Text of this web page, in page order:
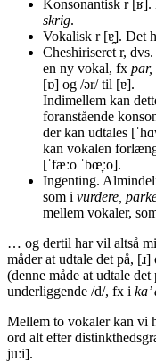
Konsonantisk r [ʁ].
skrig.
Vokalisk r [ɐ̯]. Det
Cheshiriseret r,
en ny vokal, fx par,
[ɒ] og /ər/ til [ɐ].
Indimellem kan
foranstående
der kan udtales
kan vokalen
[ˈfæːo ˈbœ̞ːo].
Ingenting.
som i vurdere,
mellem vokaler,
… og dertil har vil altså
måder at udtale det på,
(denne måde at udtale
underliggende /d/, fx i ka’
Mellem to vokaler kan vi
ord alt efter
juːi].